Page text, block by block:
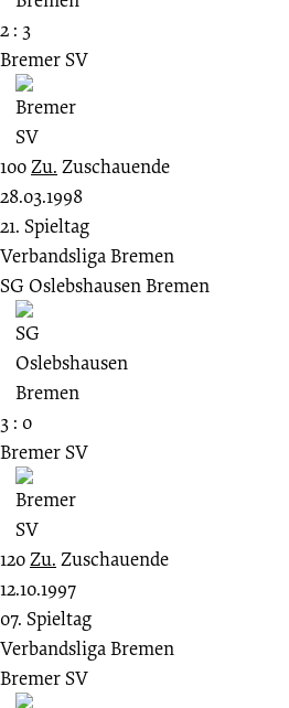
2 : 3
Bremer SV
100Zu. Zuschauende
28.03.1998
21. Spieltag
Verbandsliga Bremen
SG Oslebshausen Bremen
3 : 0
Bremer SV
120Zu. Zuschauende
12.10.1997
07. Spieltag
Verbandsliga Bremen
Bremer SV